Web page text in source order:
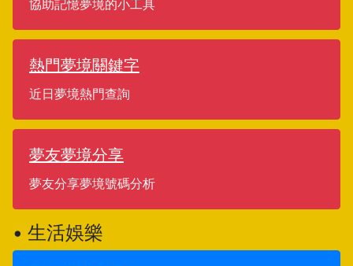
協助記憶夢境的小工具
熱門夢境關鍵字
近日夢境熱門查詢
夢友夢境分享
夢友分享夢境號碼分析
• 生活娛樂